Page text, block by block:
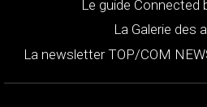
Le guide Connected
La Galerie des
La newsletter TOP/COM